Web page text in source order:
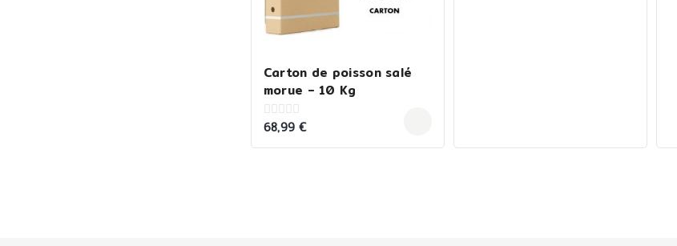
Carton de poisson salé
morue – 10 Kg
0
of
68,99 €